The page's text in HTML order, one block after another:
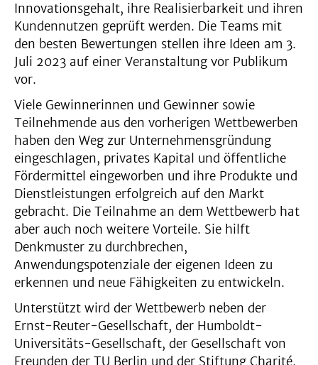
Innovationsgehalt, ihre Realisierbarkeit und ihren
Kundennutzen geprüft werden. Die Teams mit
den besten Bewertungen stellen ihre Ideen am 3.
Juli 2023 auf einer Veranstaltung vor Publikum
vor.
Viele Gewinnerinnen und Gewinner sowie
Teilnehmende aus den vorherigen Wettbewerben
haben den Weg zur Unternehmensgründung
eingeschlagen, privates Kapital und öffentliche
Fördermittel eingeworben und ihre Produkte und
Dienstleistungen erfolgreich auf den Markt
gebracht. Die Teilnahme an dem Wettbewerb hat
aber auch noch weitere Vorteile. Sie hilft
Denkmuster zu durchbrechen,
Anwendungspotenziale der eigenen Ideen zu
erkennen und neue Fähigkeiten zu entwickeln.
Unterstützt wird der Wettbewerb neben der
Ernst-Reuter-Gesellschaft, der Humboldt-
Universitäts-Gesellschaft, der Gesellschaft von
Freunden der TU Berlin und der Stiftung Charité,